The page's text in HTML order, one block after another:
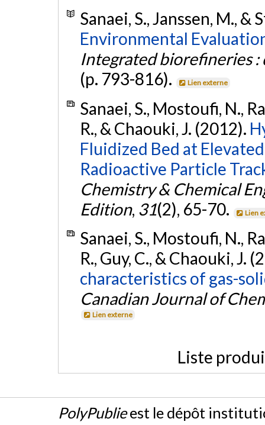
Sanaei, S., Janssen, M., &
Environmental
Integrated biorefineries :
(p. 793-816).
Lien externe
Sanaei, S., Mostoufi, N.,
R., & Chaouki, J. (2012).
Fluidized Bed at
Radioactive Particle
Chemistry & Chemical
Edition, 31(2), 65-70. Lien
Sanaei, S., Mostoufi, N.,
R., Guy, C., & Chaouki, J.
characteristics of gas-
Canadian Journal of
Lien externe
Liste
PolyPublieest le dépôt